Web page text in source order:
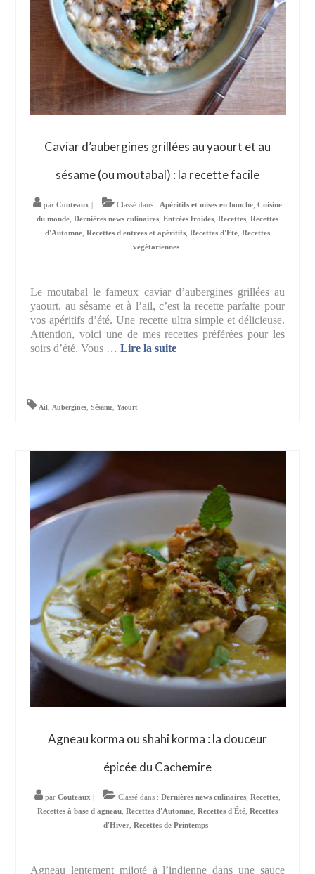
Caviar d’aubergines grillées au yaourt et au
sésame (ou moutabal) : la recette facile
par Couteaux Classé dans : Apéritifs et mises en bouche Cuisine
du monde Dernières news culinaires Entrées froides Recettes Recettes
d'Automne Recettes d'entrées et apéritifs Recettes d'Été Recettes
végétariennes
Le moutabal le fameux caviar d’aubergines grillées au
yaourt, au sésame et à l’ail, c’est la recette parfaite pour
vos apéritifs d’été. Une recette ultra simple et délicieuse.
Attention, voici une de mes recettes préférées pour les
soirs d’été. Vous …Lire la suite­­
Ail,Aubergines,Sésame,Yaourt
Agneau korma ou shahi korma : la douceur
épicée du Cachemire
par Couteaux Classé dans : Dernières news culinaires Recettes
Recettes à base d'agneau Recettes d'Automne Recettes d'Été Recettes
d'Hiver Recettes de Printemps
Agneau lentement mijoté à l’indienne dans une sauce